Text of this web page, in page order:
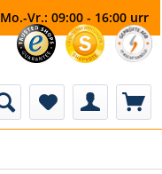
Mo.-Vr.: 09:00 - 16:00 urr